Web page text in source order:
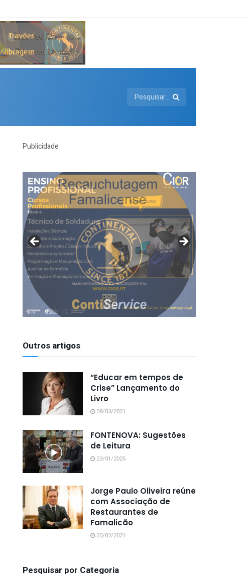
Publicidade
Outros artigos
“Educar em tempos de
Crise” Lançamento do
Livro
08/03/2021
FONTENOVA: Sugestões
de Leitura
23/01/2025
Jorge Paulo Oliveira reúne
com Associação de
Restaurantes de
Famalicão
20/02/2021
Pesquisar por Categoria